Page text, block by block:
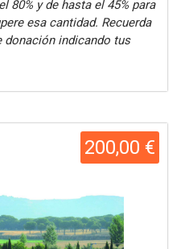
80% y de hasta el 45% para
esa cantidad. Recuerda
donación indicando tus
200,00 €